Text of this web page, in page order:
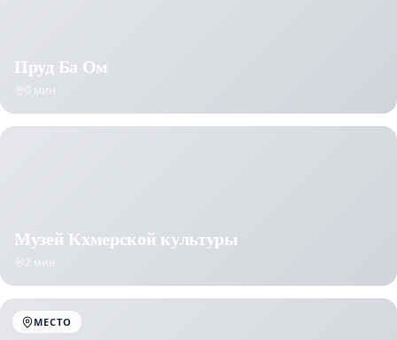
Пруд Ба Ом
0 мин
Музей Кхмерской культуры
2 мин
МЕСТО